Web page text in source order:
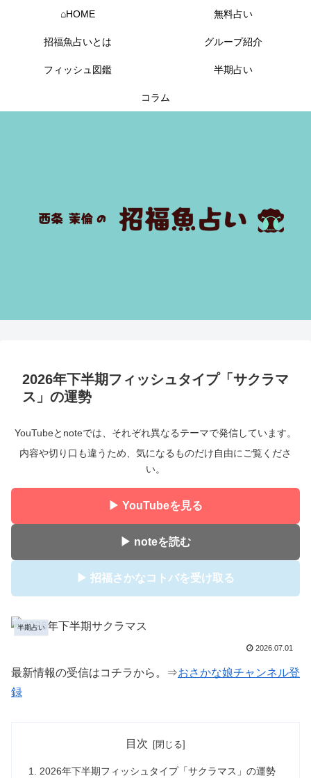
⌂HOME 無料占い
招福魚占いとは グループ紹介
フィッシュ図鑑 半期占い
コラム
2026年下半期フィッシュタイプ「サクラマ
ス」の運勢
YouTubeとnoteでは、それぞれ異なるテーマで発信しています。
内容や切り口も違うため、気になるものだけ自由にご覧くださ
い。
▶ YouTubeを見る
▶ noteを読む
▶ 招福さかなコトバを受け取る
半期占い
2026.07.01
最新情報の受信はコチラから。⇒おさかな娘チャンネル登
録
目次
2026年下半期フィッシュタイプ「サクラマス」の運勢